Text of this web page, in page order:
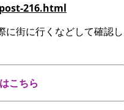
216.html
街に行くなどして確認し
こちら